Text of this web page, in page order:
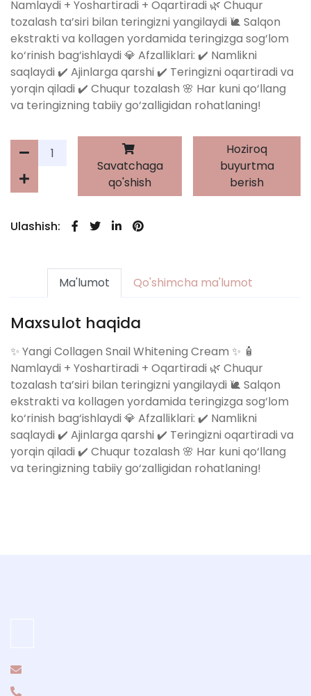
Namlaydi + Yoshartiradi + Oqartiradi 🌿 Chuqur
tozalash ta’siri bilan teringizni yangilaydi 🐌 Salqon
ekstrakti va kollagen yordamida teringizga sog‘lom
ko‘rinish bag‘ishlaydi 💎 Afzalliklari: ✔️ Namlikni
saqlaydi ✔️ Ajinlarga qarshi ✔️ Teringizni oqartiradi va
yorqin qiladi ✔️ Chuqur tozalash 🌸 Har kuni qo‘llang
va teringizning tabiiy go‘zalligidan rohatlaning!
Savatchaga
qo'shish
Hoziroq
buyurtma
berish
Ulashish:
Ma'lumot Qo'shimcha ma'lumot
Maxsulot haqida
✨ Yangi Collagen Snail Whitening Cream ✨ 🧴
Namlaydi + Yoshartiradi + Oqartiradi 🌿 Chuqur
tozalash ta’siri bilan teringizni yangilaydi 🐌 Salqon
ekstrakti va kollagen yordamida teringizga sog‘lom
ko‘rinish bag‘ishlaydi 💎 Afzalliklari: ✔️ Namlikni
saqlaydi ✔️ Ajinlarga qarshi ✔️ Teringizni oqartiradi va
yorqin qiladi ✔️ Chuqur tozalash 🌸 Har kuni qo‘llang
va teringizning tabiiy go‘zalligidan rohatlaning!